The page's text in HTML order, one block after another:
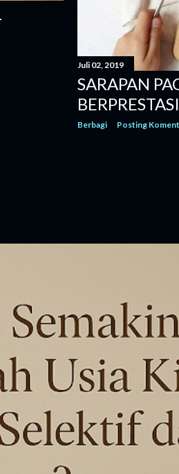
Juli 02, 2019
SARAPAN
BERPRESTASI
Berbagi Posting